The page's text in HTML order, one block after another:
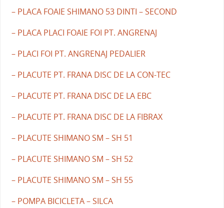
– PLACA FOAIE SHIMANO 53 DINTI – SECOND
– PLACA PLACI FOAIE FOI PT. ANGRENAJ
– PLACI FOI PT. ANGRENAJ PEDALIER
– PLACUTE PT. FRANA DISC DE LA CON-TEC
– PLACUTE PT. FRANA DISC DE LA EBC
– PLACUTE PT. FRANA DISC DE LA FIBRAX
– PLACUTE SHIMANO SM – SH 51
– PLACUTE SHIMANO SM – SH 52
– PLACUTE SHIMANO SM – SH 55
– POMPA BICICLETA – SILCA